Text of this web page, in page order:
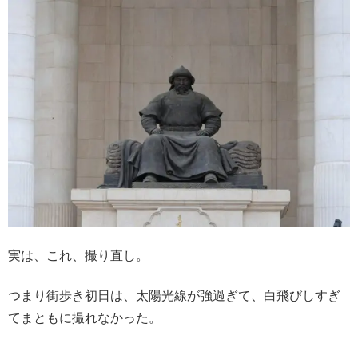
実は、これ、撮り直し。
つまり街歩き初日は、太陽光線が強過ぎて、白飛びしすぎ
てまともに撮れなかった。